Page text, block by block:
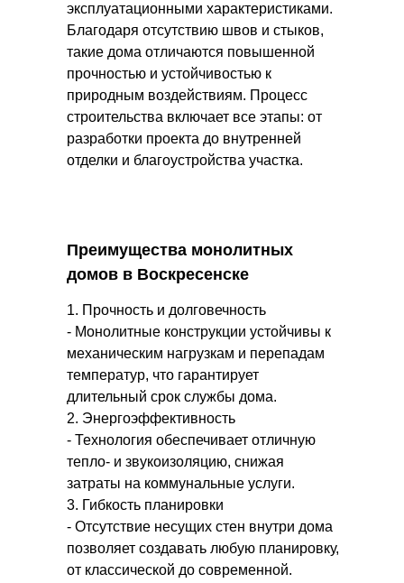
Преимущества монолитных
домов в Воскресенске
1. Прочность и долговечность
- Монолитные конструкции устойчивы к
механическим нагрузкам и перепадам
температур, что гарантирует
длительный срок службы дома.
2. Энергоэффективность
- Технология обеспечивает отличную
тепло- и звукоизоляцию, снижая
затраты на коммунальные услуги.
3. Гибкость планировки
- Отсутствие несущих стен внутри дома
позволяет создавать любую планировку,
от классической до современной.
эксплуатационными характеристиками.
Благодаря отсутствию швов и стыков,
такие дома отличаются повышенной
прочностью и устойчивостью к
природным воздействиям. Процесс
строительства включает все этапы: от
разработки проекта до внутренней
отделки и благоустройства участка.